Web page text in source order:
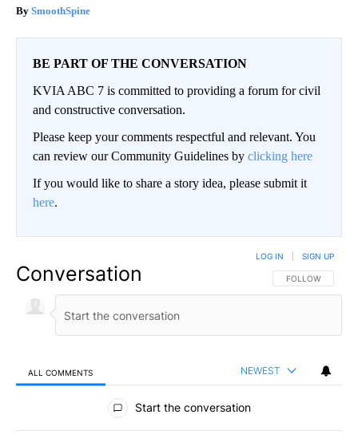
SmoothSpine
BE PART OF THE CONVERSATION
KVIA ABC 7 is committed to providing a forum for civil
and constructive conversation.
Please keep your comments respectful and relevant. You
can review our Community Guidelines by clicking here
If you would like to share a story idea, please submit it
here.
Conversation FOLLOW THIS
FOLLOW
LOG IN SIGN UP
ALL COMMENTS NEWEST
All Comments
Start the conversation